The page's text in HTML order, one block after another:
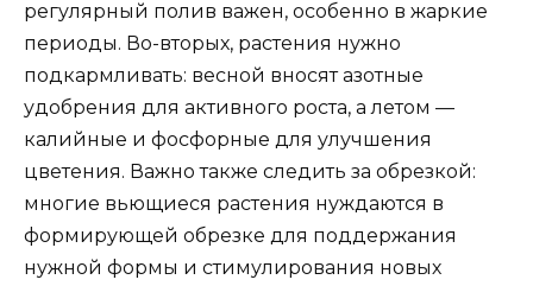
регулярный полив важен, особенно в жаркие
периоды. Во-вторых, растения нужно
подкармливать: весной вносят азотные
удобрения для активного роста, а летом —
калийные и фосфорные для улучшения
цветения. Важно также следить за обрезкой:
многие вьющиеся растения нуждаются в
формирующей обрезке для поддержания
нужной формы и стимулирования новых